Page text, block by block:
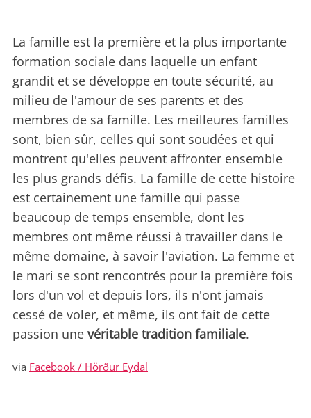
La famille est la première et la plus importante
formation sociale dans laquelle un enfant
grandit et se développe en toute sécurité, au
milieu de l'amour de ses parents et des
membres de sa famille. Les meilleures familles
sont, bien sûr, celles qui sont soudées et qui
montrent qu'elles peuvent affronter ensemble
les plus grands défis. La famille de cette histoire
est certainement une famille qui passe
beaucoup de temps ensemble, dont les
membres ont même réussi à travailler dans le
même domaine, à savoir l'aviation. La femme et
le mari se sont rencontrés pour la première fois
lors d'un vol et depuis lors, ils n'ont jamais
cessé de voler, et même, ils ont fait de cette
passion une véritable tradition familiale.
via Facebook / Hörður Eydal